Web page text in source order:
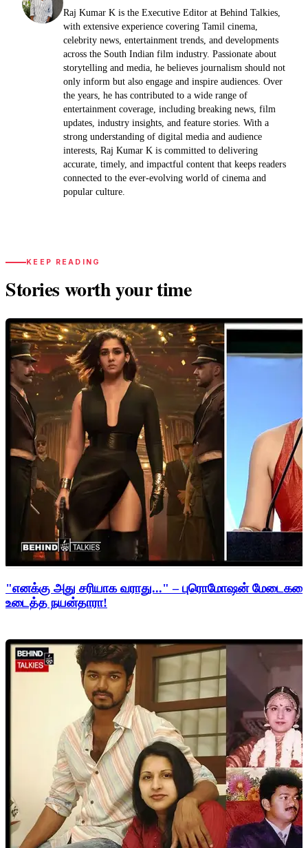
Raj Kumar K is the Executive Editor at Behind Talkies,
with extensive experience covering Tamil cinema,
celebrity news, entertainment trends, and developments
across the South Indian film industry. Passionate about
storytelling and media, he believes journalism should not
only inform but also engage and inspire audiences. Over
the years, he has contributed to a wide range of
entertainment coverage, including breaking news, film
updates, industry insights, and feature stories. With a
strong understanding of digital media and audience
interests, Raj Kumar K is committed to delivering
accurate, timely, and impactful content that keeps readers
connected to the ever-evolving world of cinema and
popular culture.
KEEP READING
Stories worth your time
"எனக்கு அது சரியாக வராது..." – புரொமோஷன்
உடைத்த நயன்தாரா!